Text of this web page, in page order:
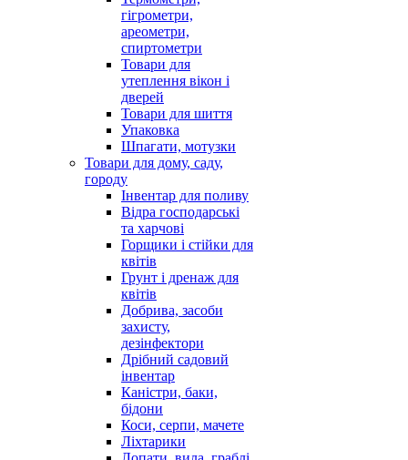
гігрометри,
ареометри,
спиртометри
Товари для
утеплення вікон і
дверей
Товари для шиття
Упаковка
Шпагати, мотузки
Товари для дому, саду,
городу
Інвентар для поливу
Відра господарські
та харчові
Горщики і стійки для
квітів
Грунт і дренаж для
квітів
Добрива, засоби
захисту,
дезінфектори
Дрібний садовий
інвентар
Каністри, баки,
бідони
Коси, серпи, мачете
Ліхтарики